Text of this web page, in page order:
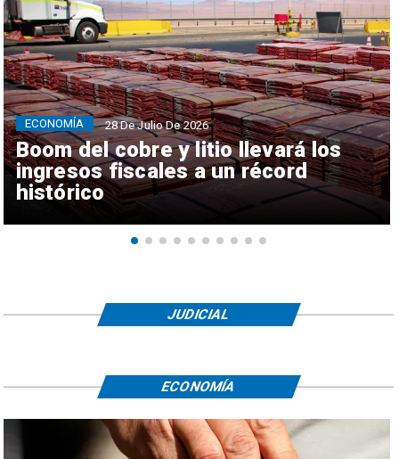
Boom del cobre y litio llevará los
ingresos fiscales a un récord
histórico
ECONOMÍA 28 De Julio De 2026
JUDICIAL
ECONOMÍA